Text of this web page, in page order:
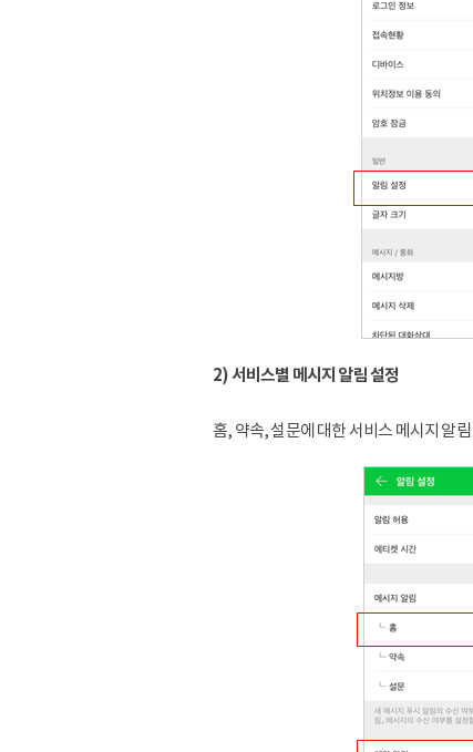
2) 서비스별 메시지 알림 설정
홈, 약속, 설문에 대한 서비스 메시지 알